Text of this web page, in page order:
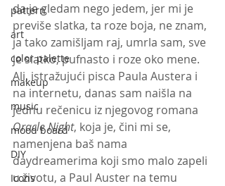
pattern
art
color palette
makeup
music
mood board
DIY
Icons
da je gledam nego jedem, jer mi je
previše slatka, ta roze boja, ne znam,
ja tako zamišljam raj, umrla sam, sve
je slatko, pufnasto i roze oko mene.
Ali, istražujući pisca Paula Austera i
na internetu, danas sam naišla na
jednu rečenicu iz njegovog romana
Oracle Night, koja je, čini mi se,
namenjena baš nama
daydreamerima koji smo malo zapeli
u životu, a Paul Auster na temu